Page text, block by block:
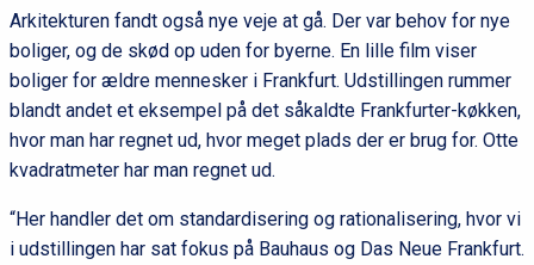
Arkitekturen fandt også nye veje at gå. Der var behov for nye
boliger, og de skød op uden for byerne. En lille film viser
boliger for ældre mennesker i Frankfurt. Udstillingen rummer
blandt andet et eksempel på det såkaldte Frankfurter-køkken,
hvor man har regnet ud, hvor meget plads der er brug for. Otte
kvadratmeter har man regnet ud.
“Her handler det om standardisering og rationalisering, hvor vi
i udstillingen har sat fokus på Bauhaus og Das Neue Frankfurt.